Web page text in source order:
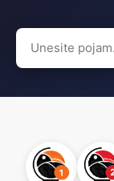
Search
for: